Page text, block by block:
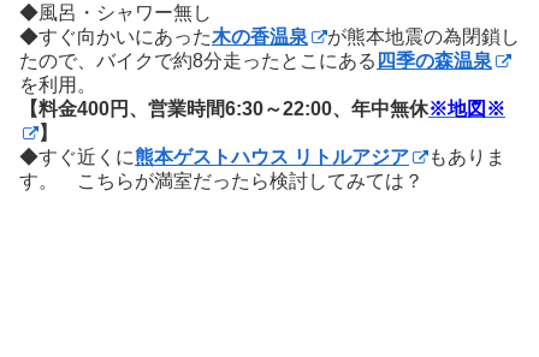
◆風呂・シャワー無し
◆すぐ向かいにあった木の香温泉
が熊本地震の為閉鎖し
たので、バイクで約8分走ったとこにある 四季の森温泉
を利用。
【料金400円、営業時間6:30～22:00、年中無休※地図※
】
◆すぐ近くに熊本ゲストハウス リトルアジア
もありま
す。 こちらが満室だったら検討してみては？